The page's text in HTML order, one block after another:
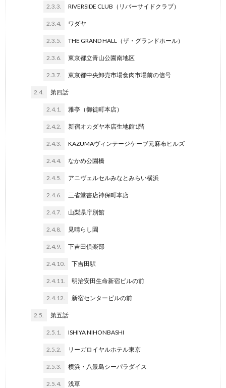
2.3.3. RIVERSIDE CLUB（リバーサイドクラブ）
2.3.4. ワダヤ
2.3.5. THE GRAND HALL（ザ・グランドホール）
2.3.6. 東京都立青山公園南地区
2.3.7. 東京都中央卸売市場食肉市場前の信号
2.4. 第四話
2.4.1. 雅亭（御徒町本店）
2.4.2. 新宿オカダヤ本店生地館1階
2.4.3. KAZUMAヴィンテージケーブ元麻布ヒルズ
2.4.4. なかめ公園橋
2.4.5. アニヴェルセルみなとみらい横浜
2.4.6. 三省堂書店神保町本店
2.4.7. 山梨県庁別館
2.4.8. 見晴らし園
2.4.9. 下吉田俱楽部
2.4.10. 下吉田駅
2.4.11. 明治安田生命新宿ビルの前
2.4.12. 新宿センタービルの前
2.5. 第五話
2.5.1. ISHIYA NIHONBASHI
2.5.2. リーガロイヤルホテル東京
2.5.3. 横浜・八景島シーパラダイス
2.5.4. 浅草